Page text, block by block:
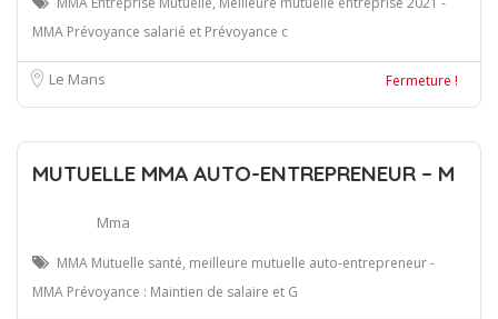
MMA Prévoyance salarié et Prévoyance c
Le Mans Fermeture !
MUTUELLE MMA AUTO-ENTREPRENEUR – M
Mma
MMA Mutuelle santé, meilleure mutuelle auto-entrepreneur -
MMA Prévoyance : Maintien de salaire et G